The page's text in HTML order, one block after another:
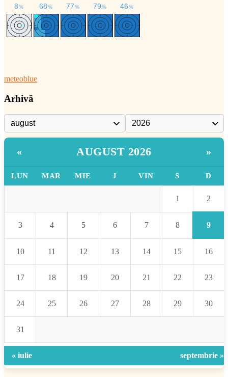
meteoblue
Arhivă
« AUGUST 2026 »
LUN MAR MIE J VIN S D
1 2
3 4 5 6 7 8 9
10 11 12 13 14 15 16
17 18 19 20 21 22 23
24 25 26 27 28 29 30
31
« iulie septembrie »